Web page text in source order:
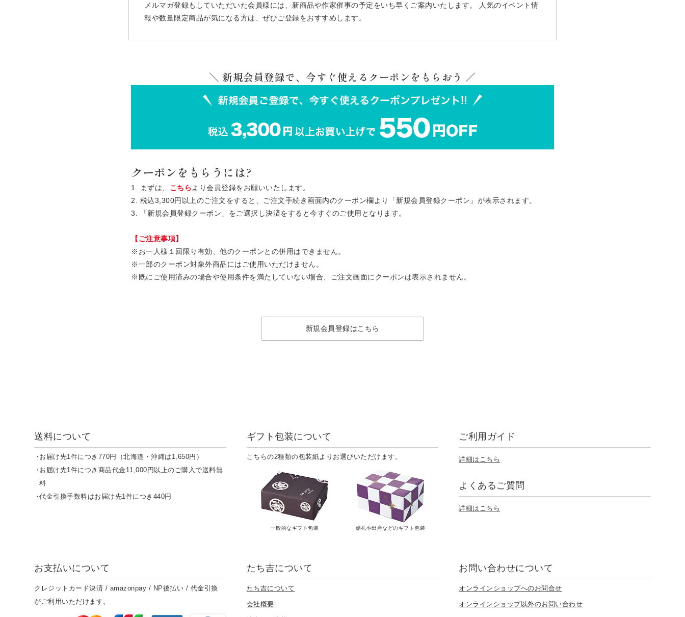
メルマガ登録もしていただいた会員様には、新商品や作家催事の予定をいち早くご案内いたします。 人気のイベント情
報や数量限定商品が気になる方は、ぜひご登録をおすすめします。
＼ 新規会員登録で、今すぐ使えるクーポンをもらおう ／
クーポンをもらうには?
1. まずは、 こちらより会員登録をお願いいたします。
2. 税込3,300円以上のご注文をすると、ご注文手続き画面内のクーポン欄より「新規会員登録クーポン」が表示されます。
3. 「新規会員登録クーポン」をご選択し決済をすると今すぐのご使用となります。
【ご注意事項】
※お一人様１回限り有効、他のクーポンとの併用はできません。
※一部のクーポン対象外商品にはご使用いただけません。
※既にご使用済みの場合や使用条件を満たしていない場合、ご注文画面にクーポンは表示されません。
新規会員登録はこちら
送料について
お届け先1件につき770円（北海道・沖縄は1,650円）
お届け先1件につき商品代金11,000円以上のご購入で送料無
料
代金引換手数料はお届け先1件につき440円
ギフト包装について
こちらの2種類の包装紙よりお選びいただけます。
一般的なギフト包装 婚礼や出産などのギフト包装
ご利用ガイド
詳細はこちら
よくあるご質問
詳細はこちら
お支払いについて
クレジットカード決済 / amazonpay / NP後払い / 代金引換
がご利用いただけます。
たち吉について
たち吉について
会社概要
お問い合わせについて
オンラインショップへのお問合せ
オンラインショップ以外のお問い合わせ